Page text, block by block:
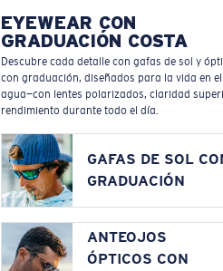
EYEWEAR CON
GRADUACIÓN COSTA
Descubre cada detalle con gafas de sol y
con graduación, diseñados para la vida en el
agua—con lentes polarizados, claridad
rendimiento durante todo el día.
GAFAS DE SOL
GRADUACIÓN
ANTEOJOS
ÓPTICOS CON